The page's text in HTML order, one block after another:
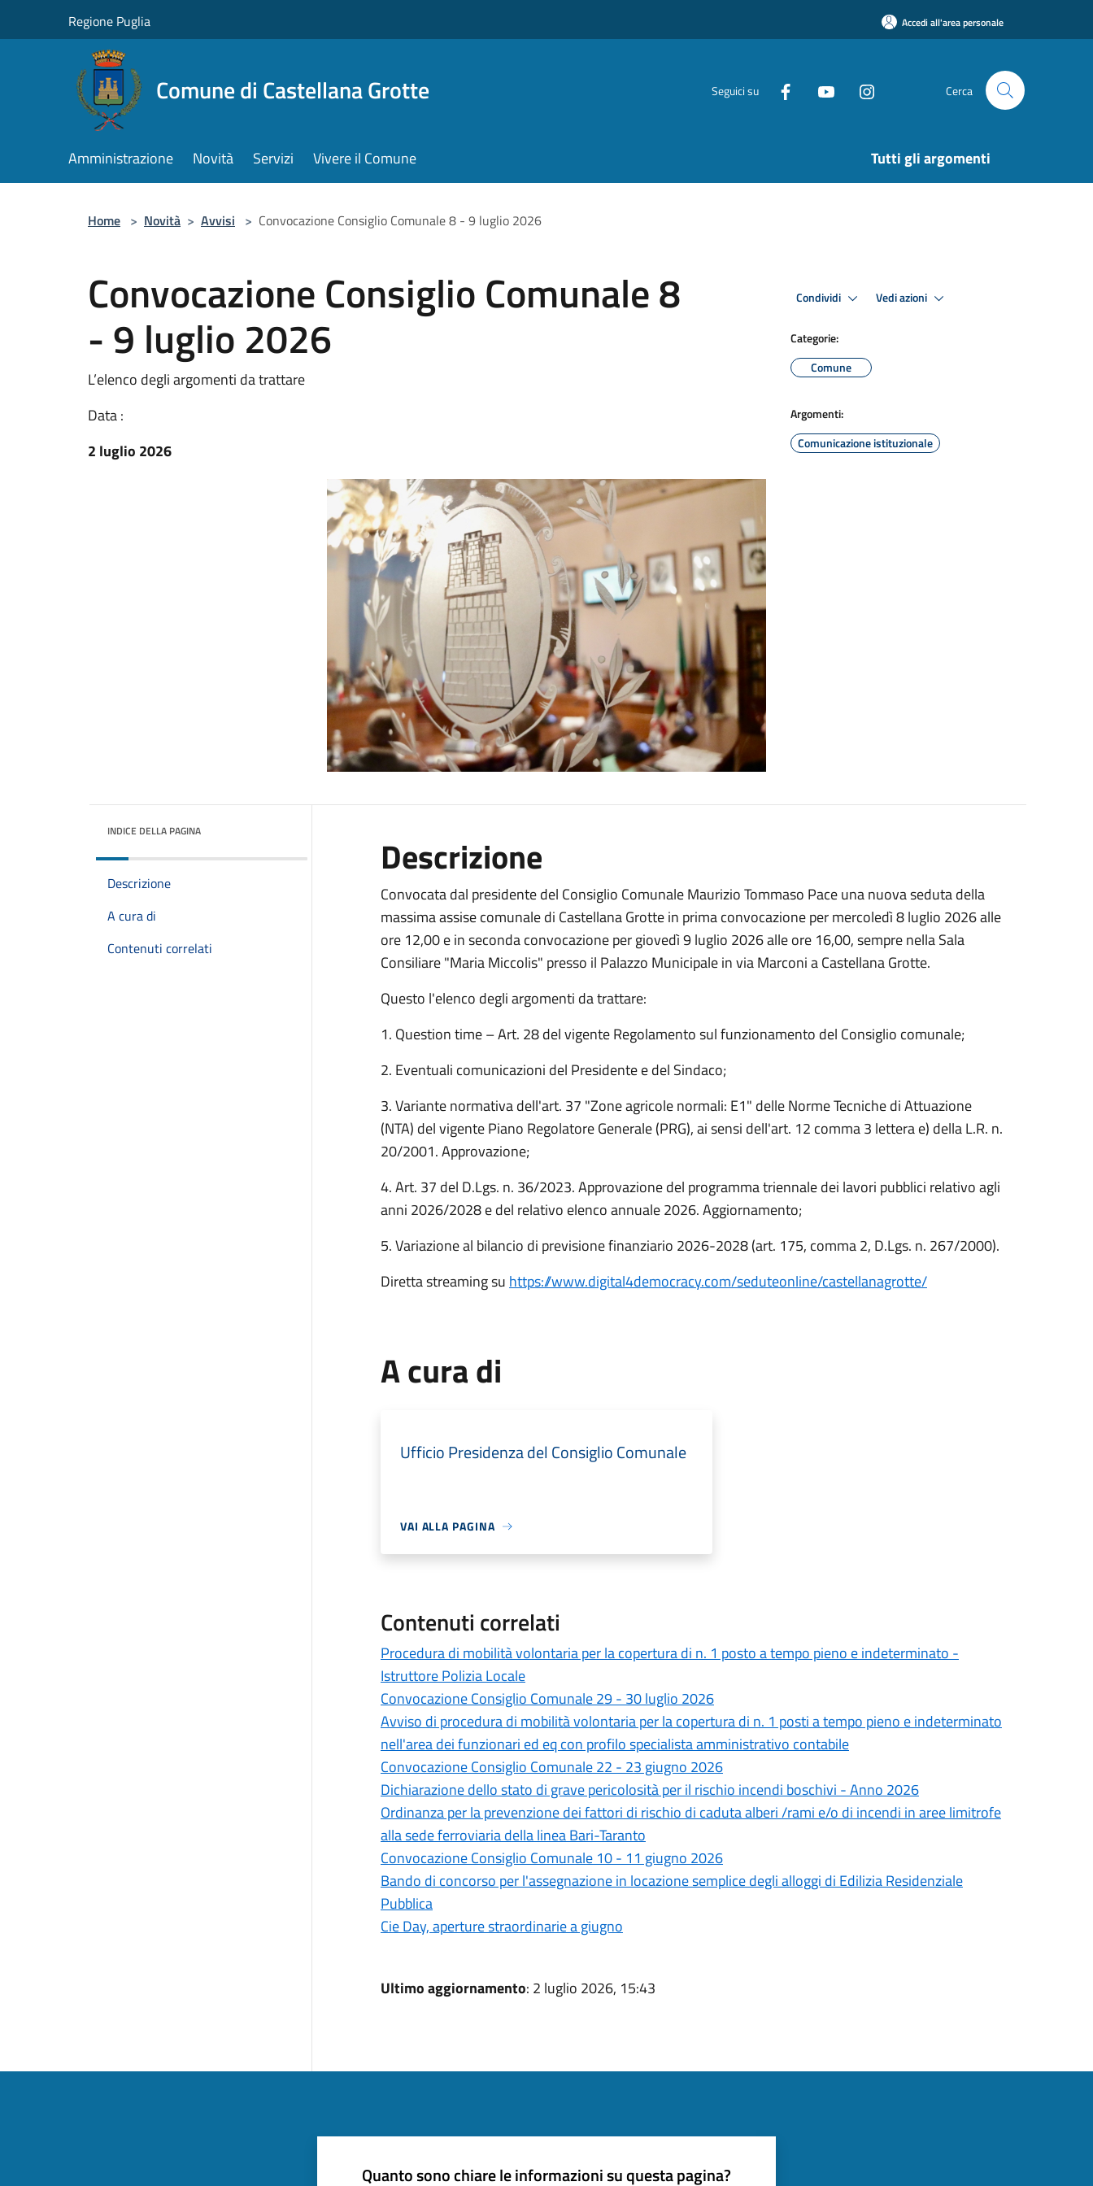
Regione Puglia Accedi all'area personale
Comune di Castellana Grotte Seguici su Cerca
Amministrazione Novità Servizi Vivere il Comune Tutti gli argomenti
Home > Novità > Avvisi > Convocazione Consiglio Comunale 8 - 9 luglio 2026
Convocazione Consiglio Comunale 8
- 9 luglio 2026
L’elenco degli argomenti da trattare
Data :
2 luglio 2026
Condividi Vedi azioni
Categorie:
Comune
Argomenti:
Comunicazione istituzionale
INDICE DELLA PAGINA
Descrizione
A cura di
Contenuti correlati
Descrizione
Convocata dal presidente del Consiglio Comunale Maurizio Tommaso Pace una nuova seduta della
massima assise comunale di Castellana Grotte in prima convocazione per mercoledì 8 luglio 2026 alle
ore 12,00 e in seconda convocazione per giovedì 9 luglio 2026 alle ore 16,00, sempre nella Sala
Consiliare "Maria Miccolis" presso il Palazzo Municipale in via Marconi a Castellana Grotte.
Questo l'elenco degli argomenti da trattare:
1. Question time – Art. 28 del vigente Regolamento sul funzionamento del Consiglio comunale;
2. Eventuali comunicazioni del Presidente e del Sindaco;
3. Variante normativa dell'art. 37 "Zone agricole normali: E1" delle Norme Tecniche di Attuazione
(NTA) del vigente Piano Regolatore Generale (PRG), ai sensi dell'art. 12 comma 3 lettera e) della L.R. n.
20/2001. Approvazione;
4. Art. 37 del D.Lgs. n. 36/2023. Approvazione del programma triennale dei lavori pubblici relativo agli
anni 2026/2028 e del relativo elenco annuale 2026. Aggiornamento;
5. Variazione al bilancio di previsione finanziario 2026-2028 (art. 175, comma 2, D.Lgs. n. 267/2000).
Diretta streaming su https://www.digital4democracy.com/seduteonline/castellanagrotte/
A cura di
Ufficio Presidenza del Consiglio Comunale
VAI ALLA PAGINA
Contenuti correlati
Procedura di mobilità volontaria per la copertura di n. 1 posto a tempo pieno e indeterminato -
Istruttore Polizia Locale
Convocazione Consiglio Comunale 29 - 30 luglio 2026
Avviso di procedura di mobilità volontaria per la copertura di n. 1 posti a tempo pieno e indeterminato
nell'area dei funzionari ed eq con profilo specialista amministrativo contabile
Convocazione Consiglio Comunale 22 - 23 giugno 2026
Dichiarazione dello stato di grave pericolosità per il rischio incendi boschivi - Anno 2026
Ordinanza per la prevenzione dei fattori di rischio di caduta alberi /rami e/o di incendi in aree limitrofe
alla sede ferroviaria della linea Bari-Taranto
Convocazione Consiglio Comunale 10 - 11 giugno 2026
Bando di concorso per l'assegnazione in locazione semplice degli alloggi di Edilizia Residenziale
Pubblica
Cie Day, aperture straordinarie a giugno
Ultimo aggiornamento: 2 luglio 2026, 15:43
Quanto sono chiare le informazioni su questa pagina?